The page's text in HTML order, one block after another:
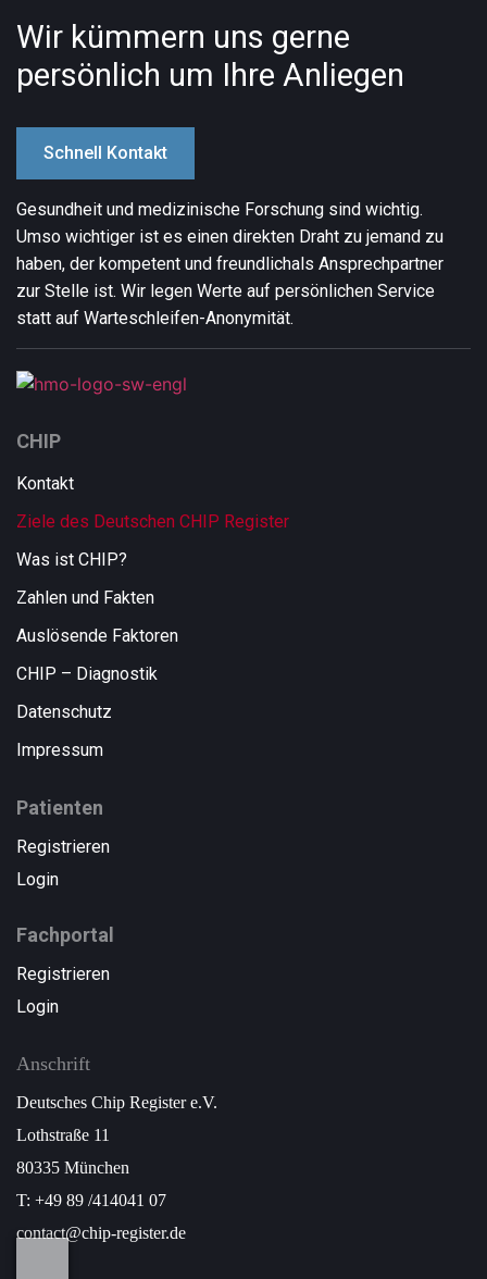
Wir kümmern uns gerne
persönlich um Ihre Anliegen
Schnell Kontakt
Gesundheit und medizinische Forschung sind wichtig.
Umso wichtiger ist es einen direkten Draht zu jemand zu
haben, der kompetent und freundlichals Ansprechpartner
zur Stelle ist. Wir legen Werte auf persönlichen Service
statt auf Warteschleifen-Anonymität.
CHIP
Kontakt
Ziele des Deutschen CHIP Register
Was ist CHIP?
Zahlen und Fakten
Auslösende Faktoren
CHIP – Diagnostik
Datenschutz
Impressum
Patienten
Registrieren
Login
Fachportal
Registrieren
Login
Anschrift
Deutsches Chip Register e.V.
Lothstraße 11
80335 München
T: +49 89 /414041 07
contact@chip-register.de